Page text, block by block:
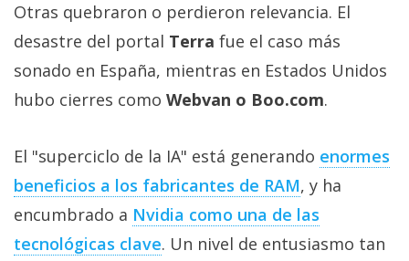
Otras quebraron o perdieron relevancia. El
desastre del portal Terra fue el caso más
sonado en España, mientras en Estados Unidos
hubo cierres como Webvan o Boo.com.
El "superciclo de la IA" está generando enormes
beneficios a los fabricantes de RAM‎, y ha
encumbrado a Nvidia como una de las
tecnológicas clave‎. Un nivel de entusiasmo tan